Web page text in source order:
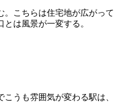
。こちらは住宅地が広がって
は風景が一変する。
うも雰囲気が変わる駅は、